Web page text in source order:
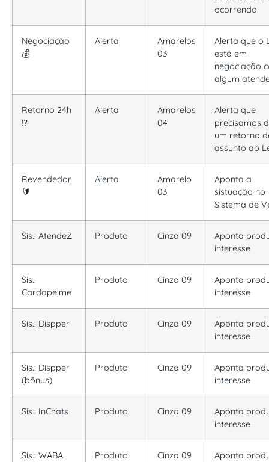
ocorrendo
Negociação
💰
Alerta
Amarelos
03
Alerta que o
está em
negociação
algum
Retorno 24h
⁉️
Alerta
Amarelos
04
Alerta que
precisamos
um retorno
assunto ao
Revendedor
🔰
Alerta
Amarelo
03
Aponta a
sistuação no
Sistema de
Sis.: AtendeZ Produto Cinza 09
Aponta
interesse
Sis.:
Cardape.me
Produto Cinza 09 Aponta
interesse
Sis.: Dispper Produto Cinza 09 Aponta
interesse
Sis.: Dispper
(bônus)
Produto Cinza 09 Aponta
interesse
Sis.: InChats Produto Cinza 09 Aponta
interesse
Sis.: WABA
Produto Cinza 09 Aponta